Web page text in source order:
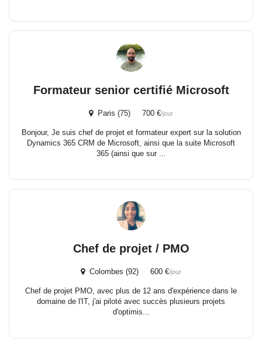
Formateur senior certifié Microsoft
Paris (75) 700 €/jour
Bonjour, Je suis chef de projet et formateur expert sur la solution
Dynamics 365 CRM de Microsoft, ainsi que la suite Microsoft
365 (ainsi que sur ...
Chef de projet / PMO
Colombes (92) 600 €/jour
Chef de projet PMO, avec plus de 12 ans d'expérience dans le
domaine de l'IT, j'ai piloté avec succès plusieurs projets
d'optimis...